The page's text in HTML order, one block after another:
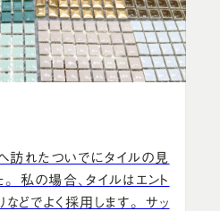
訪れたついでにタイルの見
。 私の場合、タイルはエント
どでよく採用します。 サッ